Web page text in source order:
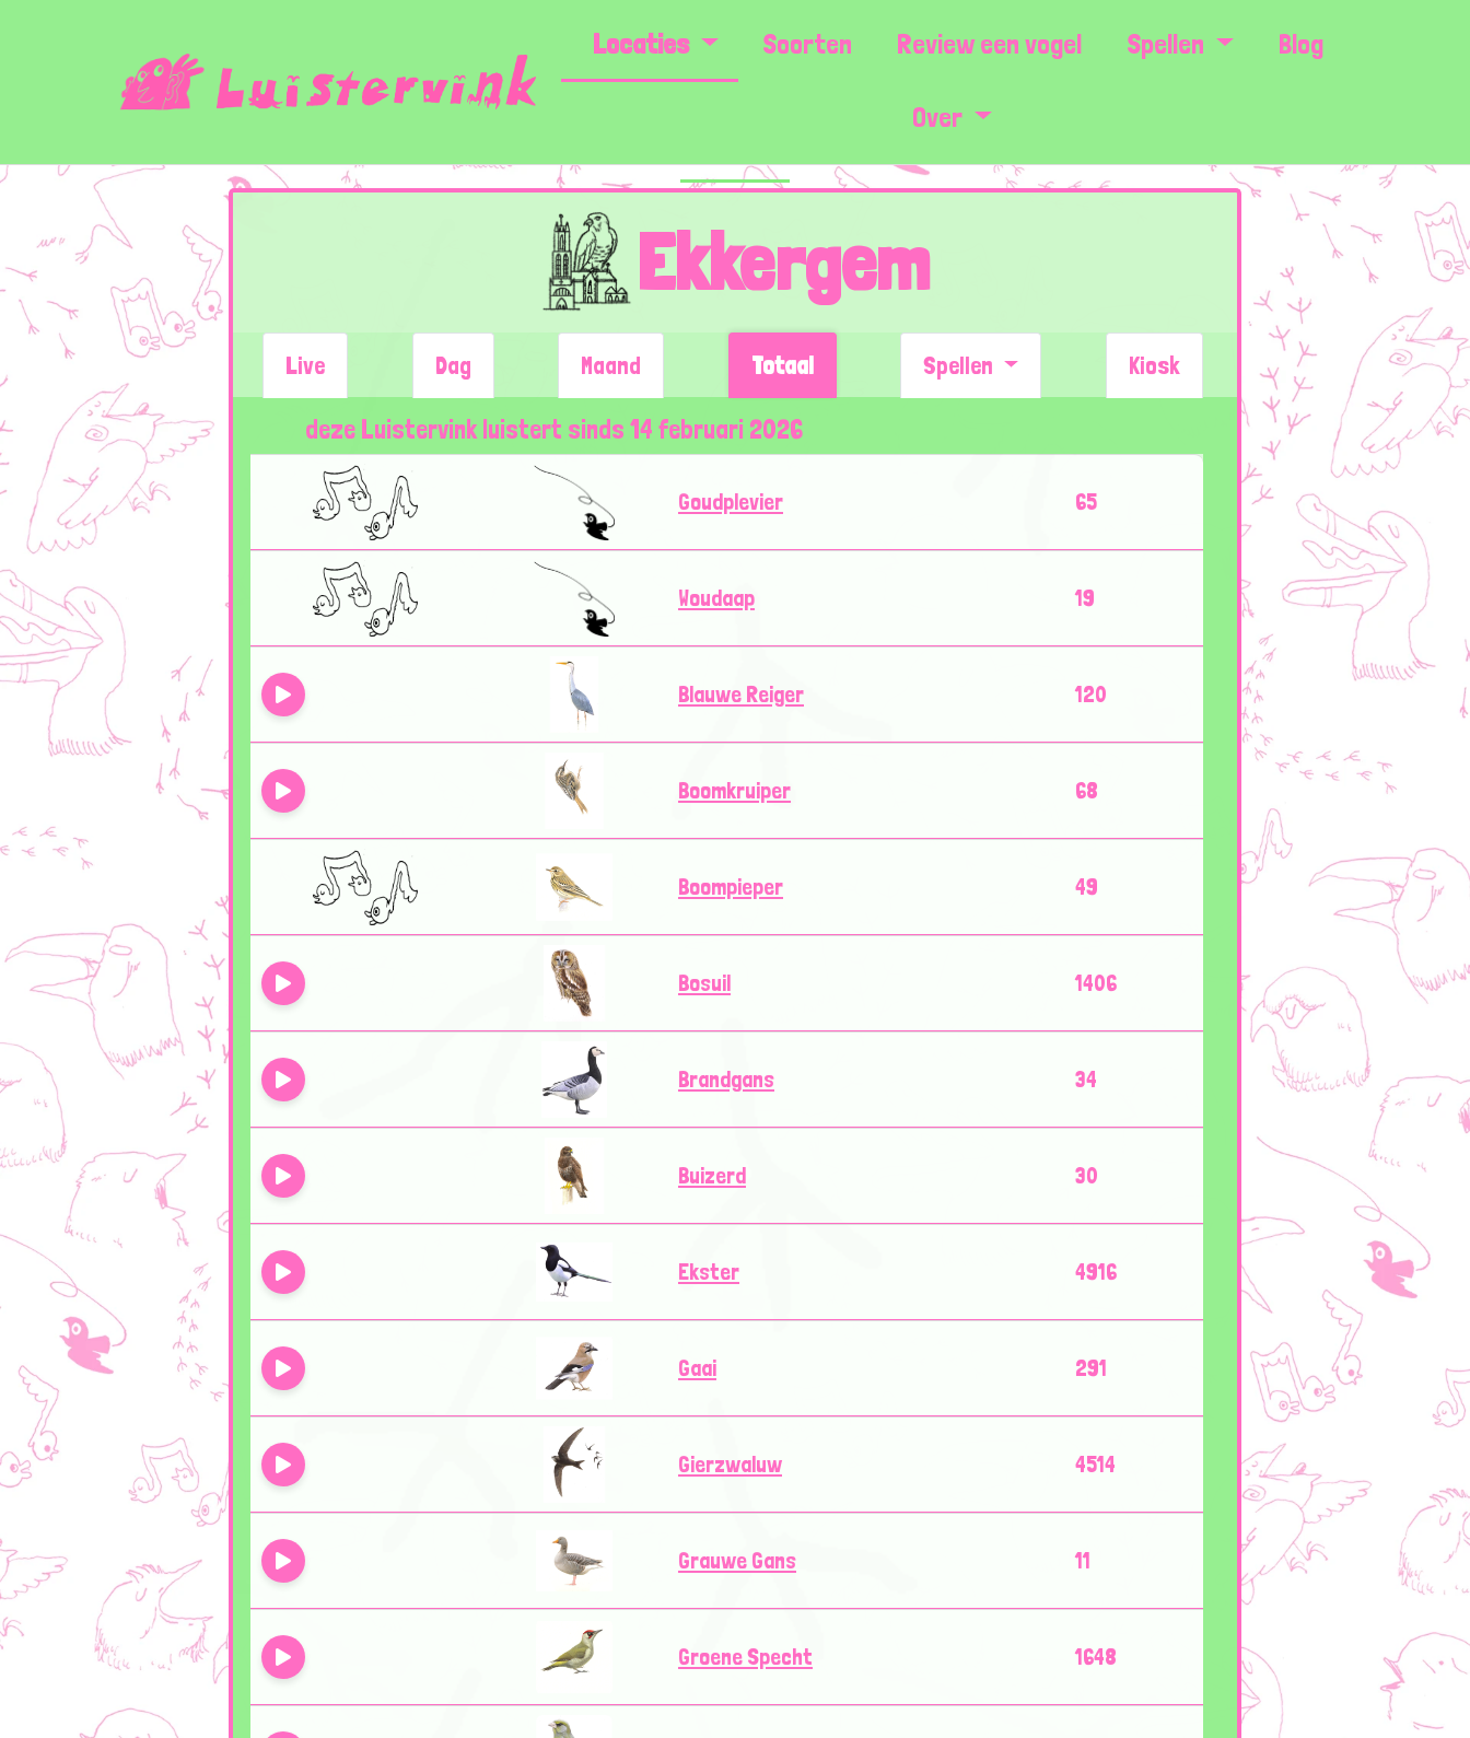
Locaties Soorten Review een vogel Spellen Blog
Over
Ekkergem
Live Dag Maand Totaal Spellen Kiosk
deze Luistervink luistert sinds 14 februari 2026
Goudplevier 65
Woudaap 19
Blauwe Reiger 120
Boomkruiper 68
Boompieper 49
Bosuil 1406
Brandgans 34
Buizerd 30
Ekster 4916
Gaai 291
Gierzwaluw 4514
Grauwe Gans 11
Groene Specht 1648